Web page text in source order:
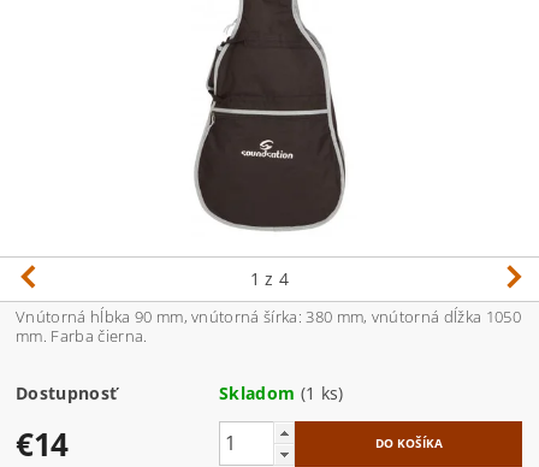
1 z 4
Vnútorná hĺbka 90 mm, vnútorná šírka: 380 mm, vnútorná dĺžka 1050
mm. Farba čierna.
Dostupnosť Skladom (1 ks)
€14